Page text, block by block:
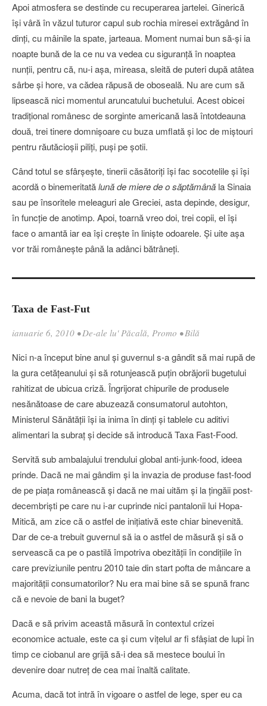
Apoi atmosfera se destinde cu recuperarea jartelei. Ginerică
îşi vâră în văzul tuturor capul sub rochia miresei extrăgând în
dinţi, cu mâinile la spate, jarteaua. Moment numai bun să-şi ia
noapte bună de la ce nu va vedea cu siguranţă în noaptea
nunţii, pentru că, nu-i aşa, mireasa, sleită de puteri după atâtea
sârbe şi hore, va cădea răpusă de oboseală. Nu are cum să
lipsească nici momentul aruncatului buchetului. Acest obicei
tradiţional românesc de sorginte americană lasă întotdeauna
două, trei tinere domnişoare cu buza umflată şi loc de miştouri
pentru răutăcioşii piliţi, puşi pe şotii.
Când totul se sfârşeşte, tinerii căsătoriţi îşi fac socotelile şi îşi
acordă o binemeritatălună de miere de o săptămână la Sinaia
sau pe însoritele meleaguri ale Greciei, asta depinde, desigur,
în funcţie de anotimp. Apoi, toarnă vreo doi, trei copii, el îşi
face o amantă iar ea îşi creşte în linişte odoarele. Şi uite aşa
vor trăi româneşte până la adânci bătrâneţi.
Taxa de Fast-Fut
ianuarie 6, 2010 •De-ale lu' Păcală, Promo •Bilă
Nici n-a început bine anul şi guvernul s-a gândit să mai rupă de
la gura cetăţeanului şi să rotunjească puţin obrăjorii bugetului
rahitizat de ubicua criză. Îngrijorat chipurile de produsele
nesănătoase de care abuzează consumatorul autohton,
Ministerul Sănătăţii îşi ia inima în dinţi şi tablele cu aditivi
alimentari la subraţ şi decide să introducă Taxa Fast-Food.
Servită sub ambalajului trendului global anti-junk-food, ideea
prinde. Dacă ne mai gândim şi la invazia de produse fast-food
de pe piaţa românească şi dacă ne mai uităm şi la ţingăii post-
decembrişti pe care nu i-ar cuprinde nici pantalonii lui Hopa-
Mitică, am zice că o astfel de iniţiativă este chiar binevenită.
Dar de ce-a trebuit guvernul să ia o astfel de măsură şi să o
servească ca pe o pastilă împotriva obezităţii în condiţiile în
care previziunile pentru 2010 taie din start pofta de mâncare a
majorităţii consumatorilor? Nu era mai bine să se spună franc
că e nevoie de bani la buget?
Dacă e să privim această măsură în contextul crizei
economice actuale, este ca şi cum viţelul ar fi sfâşiat de lupi în
timp ce ciobanul are grijă să-i dea să mestece boului în
devenire doar nutreţ de cea mai înaltă calitate.
Acuma, dacă tot intră în vigoare o astfel de lege, sper eu ca